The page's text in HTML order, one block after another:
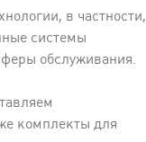
в частности,
системы
обслуживания.
комплекты для